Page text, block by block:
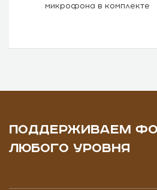
микрофона в комплекте
ПОДДЕРЖИВАЕМ
ЛЮБОГО УРОВНЯ